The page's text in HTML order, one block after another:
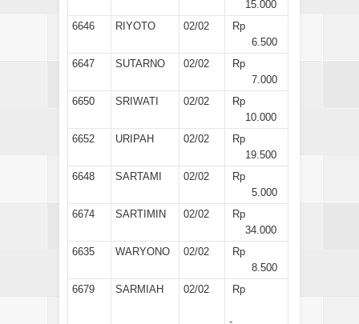
15.000
6646
RIYOTO 02/02
Rp
6.500
6647
SUTARNO 02/02
Rp
7.000
6650
SRIWATI 02/02
Rp
10.000
6652
URIPAH 02/02
Rp
19.500
6648
SARTAMI 02/02
Rp
5.000
6674
SARTIMIN 02/02
Rp
34.000
6635
WARYONO 02/02
Rp
8.500
6679
SARMIAH 02/02 Rp
-